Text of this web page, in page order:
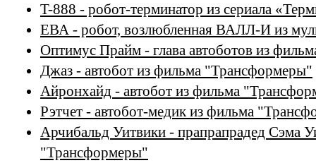
T-888 - робот-терминатор из сериала
ЕВА - робот, возлюбленная ВАЛЛ-И из
Оптимус Прайм - глава автоботов из
Джаз - автобот из фильма "Трансформеры"
Айронхайд - автобот из фильма
Рэтчет - автобот-медик из фильма
Арчибальд Уитвики - прапрапрадед Сэма
"Трансформеры"